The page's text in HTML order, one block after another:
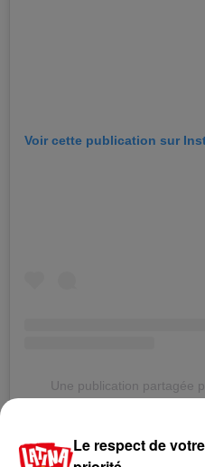
Voir cette publication sur
Une publication partagée
Le respect de